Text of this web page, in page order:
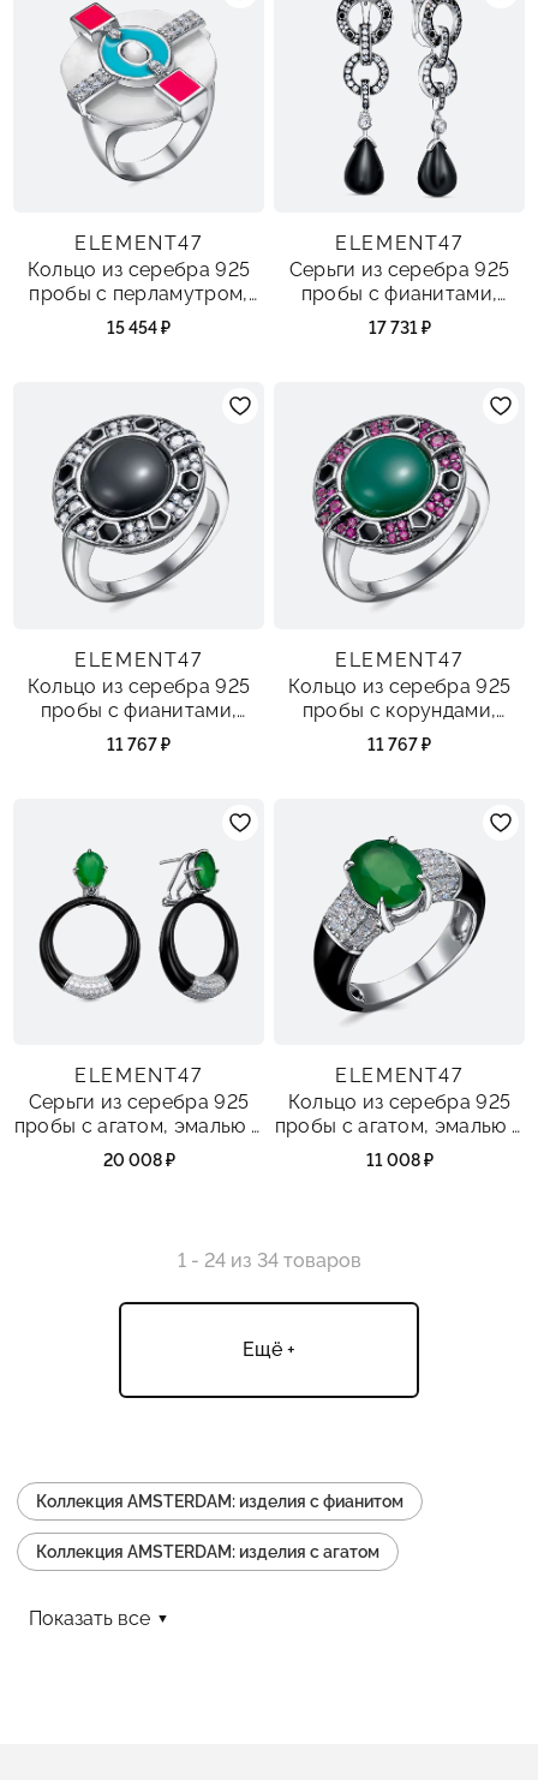
ELEMENT47
Кольцо из серебра 925
пробы с перламутром,
эмалью и фианитами
15 454 ₽
ELEMENT47
Серьги из серебра 925
пробы с фианитами,
ониксом и эмалью
17 731 ₽
ELEMENT47
Кольцо из серебра 925
пробы с фианитами,
ониксом и эмалью
11 767 ₽
ELEMENT47
Кольцо из серебра 925
пробы с корундами,
агатом и эмалью
11 767 ₽
ELEMENT47
Серьги из серебра 925
пробы с агатом, эмалью и
фианитами
20 008 ₽
ELEMENT47
Кольцо из серебра 925
пробы с агатом, эмалью и
фианитами
11 008 ₽
1 - 24 из 34 товаров
Ещё +
Коллекция AMSTERDAM: изделия с фианитом
Коллекция AMSTERDAM: изделия с агатом
Показать все